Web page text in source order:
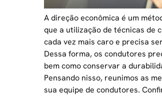
A direção econômica é um
que a utilização de técnicas de
cada vez mais caro e precisa
Dessa forma, os condutores
bem como conservar a
Pensando nisso, reunimos as
sua equipe de condutores.